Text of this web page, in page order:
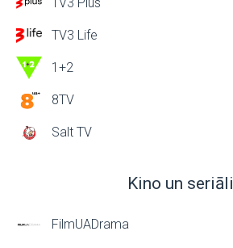
TV3 Life
1+2
8TV
Salt TV
Kino un seriāli
FilmUADrama